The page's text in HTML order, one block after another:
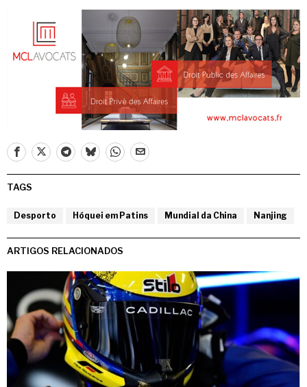
TAGS
Desporto Hóquei em Patins Mundial da China Nanjing
ARTIGOS RELACIONADOS